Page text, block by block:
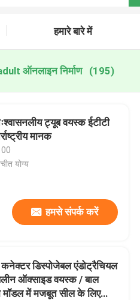
हमारे बारे में
ऑनलाइन निर्माण (195)
ट्यूब वयस्क ईटीटी
मानक
योग्य
हमसे संपर्क करें
कनेक्टर डिस्पोजेबल एंडोट्रैचियल
ऑक्साइड वयस्क / बाल
मॉडल में मजबूत सील के लिए